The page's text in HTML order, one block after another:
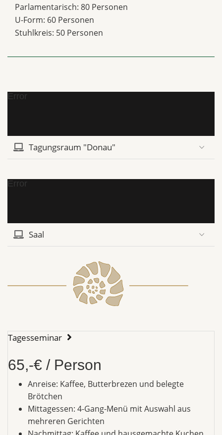
Parlamentarisch: 80 Personen
U-Form: 60 Personen
Stuhlkreis: 50 Personen
Error
Tagungsraum "Donau"
Error
Saal
Tagesseminar
65,-€ / Person
Anreise: Kaffee, Butterbrezen und belegte
Brötchen
Mittagessen: 4-Gang-Menü mit Auswahl aus
mehreren Gerichten